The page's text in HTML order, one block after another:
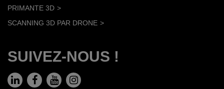
PRIMANTE 3D
SCANNING 3D PAR DRONE
SUIVEZ-NOUS !